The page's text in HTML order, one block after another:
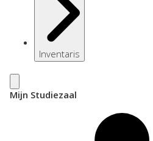
Inventaris
Mijn Studiezaal